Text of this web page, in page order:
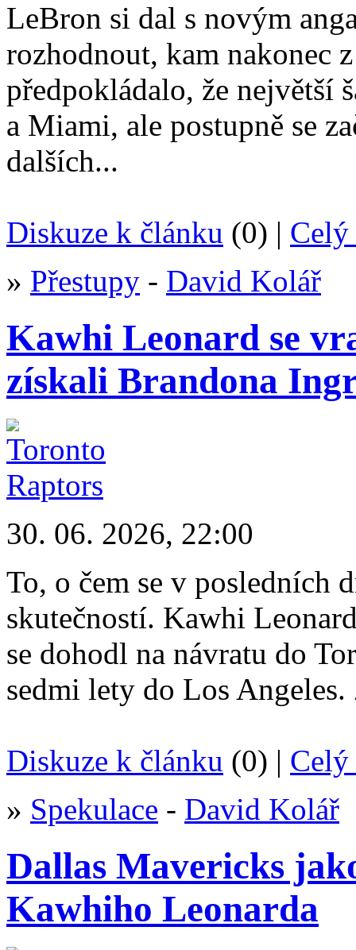
LeBron si dal s novým
rozhodnout, kam nakonec
předpokládalo, že největší
a Miami, ale postupně se
dalších...
Diskuze k článku (0) | Celý
» Přestupy - David Kolář
Kawhi Leonard se
získali Brandona
30. 06. 2026, 22:00
To, o čem se v posledních
skutečností. Kawhi
se dohodl na návratu do
sedmi lety do Los
Diskuze k článku (0) | Celý
» Spekulace - David Kolář
Dallas Mavericks
Kawhiho Leonarda